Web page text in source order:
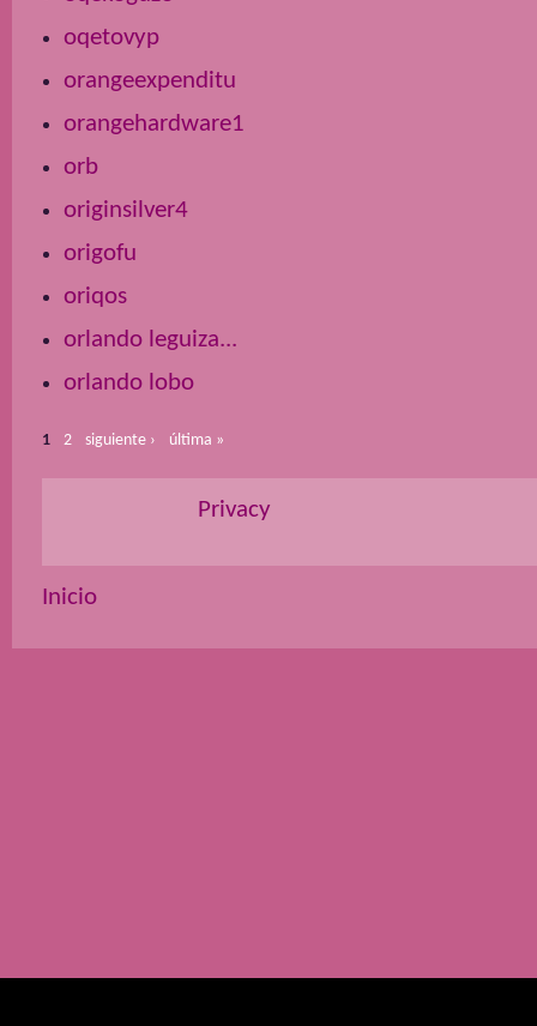
oqetovyp
orangeexpenditu
orangehardware1
orb
originsilver4
origofu
oriqos
orlando leguiza...
orlando lobo
1 2 siguiente › última »
Privacy
Inicio